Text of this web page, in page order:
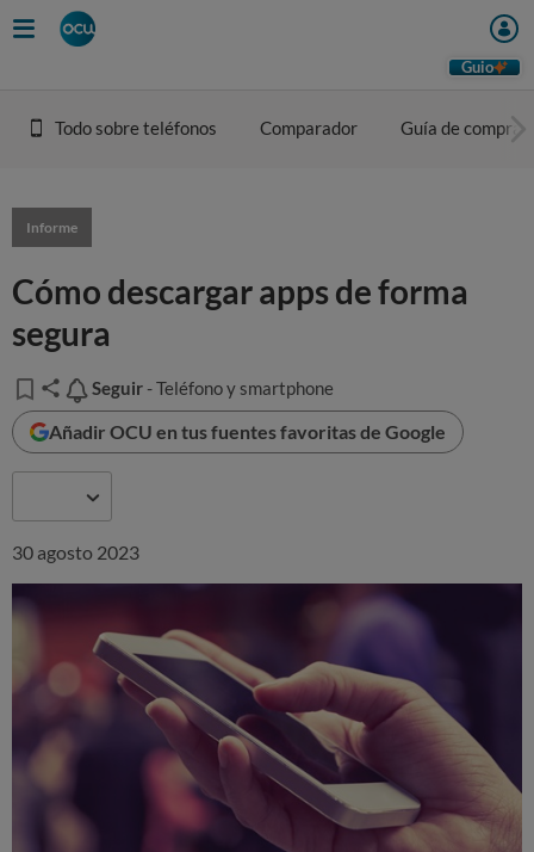
Guio
Todo sobre teléfonos Comparador Guía de compra
Informe
Cómo descargar apps de forma
segura
Seguir
Seguir - Teléfono y smartphone
Añadir OCU en tus fuentes favoritas de Google
30 agosto 2023